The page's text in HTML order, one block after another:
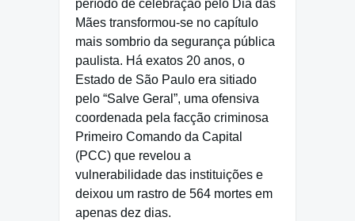
período de celebração pelo Dia das
Mães transformou-se no capítulo
mais sombrio da segurança pública
paulista. Há exatos 20 anos, o
Estado de São Paulo era sitiado
pelo “Salve Geral”, uma ofensiva
coordenada pela facção criminosa
Primeiro Comando da Capital
(PCC) que revelou a
vulnerabilidade das instituições e
deixou um rastro de 564 mortes em
apenas dez dias.